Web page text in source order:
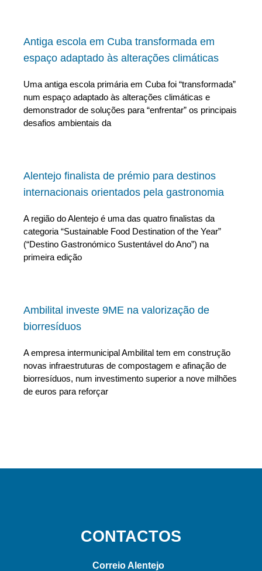
Antiga escola em Cuba transformada em
espaço adaptado às alterações climáticas
Uma antiga escola primária em Cuba foi “transformada”
num espaço adaptado às alterações climáticas e
demonstrador de soluções para “enfrentar” os principais
desafios ambientais da
Alentejo finalista de prémio para destinos
internacionais orientados pela gastronomia
A região do Alentejo é uma das quatro finalistas da
categoria “Sustainable Food Destination of the Year”
(“Destino Gastronómico Sustentável do Ano”) na
primeira edição
Ambilital investe 9ME na valorização de
biorresíduos
A empresa intermunicipal Ambilital tem em construção
novas infraestruturas de compostagem e afinação de
biorresíduos, num investimento superior a nove milhões
de euros para reforçar
CONTACTOS
Correio Alentejo